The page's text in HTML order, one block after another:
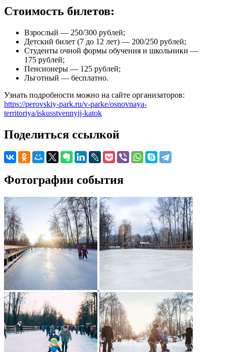
Стоимость билетов:
Взрослый — 250/300 рублей;
Детский билет (7 до 12 лет) — 200/250 рублей;
Студенты очной формы обучения и школьники —
175 рублей;
Пенсионеры — 125 рублей;
Льготный — бесплатно.
Узнать подробности можно на сайте организаторов:
https://perovskiy-park.ru/v-parke/osnovnaya-
territoriya/iskusstvennyij-katok
Поделиться ссылкой
Фотографии события